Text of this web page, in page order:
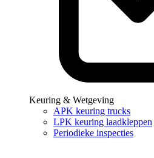
Keuring & Wetgeving
APK keuring trucks
LPK keuring laadkleppen
Periodieke inspecties